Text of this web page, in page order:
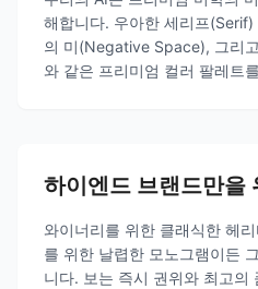
해합니다. 우아한 세리프
의 미(Negative Space), 그리
와 같은 프리미엄 컬러 팔레트
하이엔드 브랜드만을
와이너리를 위한 클래식한 헤
를 위한 날렵한 모노그램이든
니다. 보는 즉시 권위와 최고의